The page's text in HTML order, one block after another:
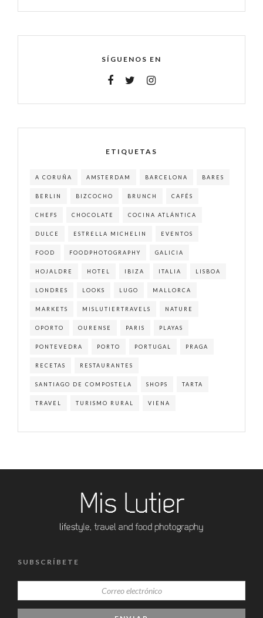
SÍGUENOS EN
ETIQUETAS
A CORUÑA AMSTERDAM BARCELONA BARES
BERLIN BIZCOCHO BRUNCH CAFÉS
CHEFS CHOCOLATE COCINA ATLÁNTICA
DULCE ESTRELLA MICHELIN EVENTOS
FOOD FOODPHOTOGRAPHY GALICIA
HOJALDRE HOTEL IBIZA ITALIA LISBOA
LONDRES LOOKS LUGO MALLORCA
MARKETS MISLUTIERTRAVELS NATURE
OPORTO OURENSE PARIS PLAYAS
PONTEVEDRA PORTO PORTUGAL PRAGA
RECETAS RESTAURANTES
SANTIAGO DE COMPOSTELA SHOPS TARTA
TRAVEL TURISMO RURAL VIENA
SUBSCRÍBETE